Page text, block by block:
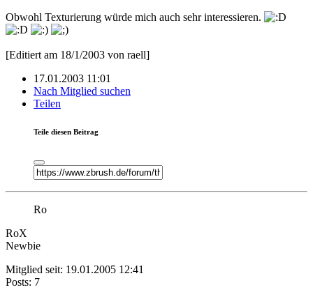
Obwohl Texturierung würde mich auch sehr interessieren.
[Editiert am 18/1/2003 von raell]
17.01.2003 11:01
Nach Mitglied suchen
Teilen
Teile diesen Beitrag
Ro
RoX
Newbie
Mitglied seit: 19.01.2005 12:41
Posts: 7